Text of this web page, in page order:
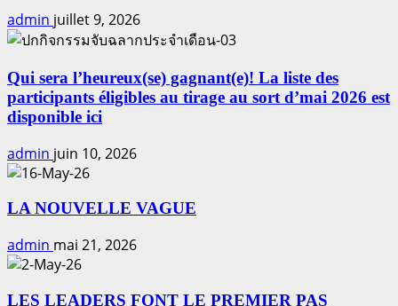
admin juillet 9, 2026
Qui sera l’heureux(se) gagnant(e)! La liste des
participants éligibles au tirage au sort d’mai 2026 est
disponible ici
admin juin 10, 2026
LA NOUVELLE VAGUE
admin mai 21, 2026
LES LEADERS FONT LE PREMIER PAS